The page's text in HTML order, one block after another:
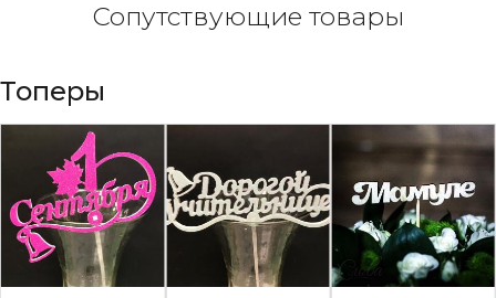
Сопутствующие товары
Топеры